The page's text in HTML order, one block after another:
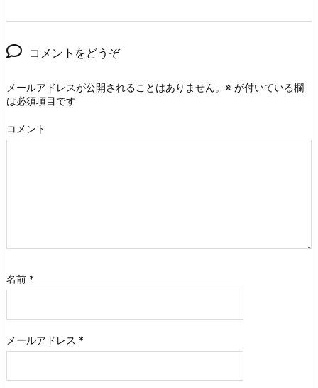
コメントをどうぞ
メールアドレスが公開されることはありません。 ※ が付いている欄
は必須項目です
コメント
名前 *
メールアドレス *